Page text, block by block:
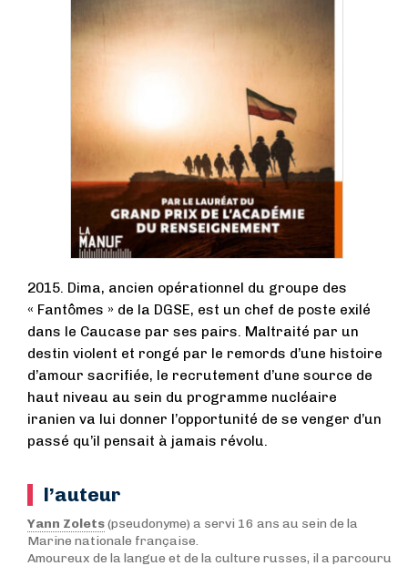
2015. Dima, ancien opérationnel du groupe des
« Fantômes » de la DGSE, est un chef de poste exilé
dans le Caucase par ses pairs. Maltraité par un
destin violent et rongé par le remords d’une histoire
d’amour sacrifiée, le recrutement d’une source de
haut niveau au sein du programme nucléaire
iranien va lui donner l’opportunité de se venger d’un
passé qu’il pensait à jamais révolu.
l’auteur
Yann Zolets(pseudonyme) a servi 16 ans au sein de la
Marine nationale française.
Amoureux de la langue et de la culture russes, il a parcouru